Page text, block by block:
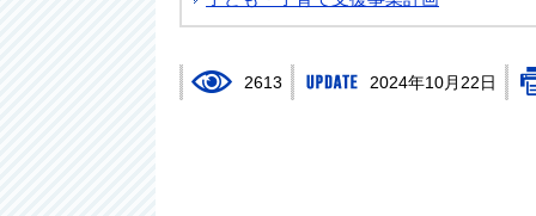
2613 2024年10月22日